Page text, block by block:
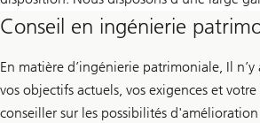
Conseil en ingénierie
En matière d’ingénierie patrimoniale, Il
vos objectifs actuels, vos exigences et
conseiller sur les possibilités